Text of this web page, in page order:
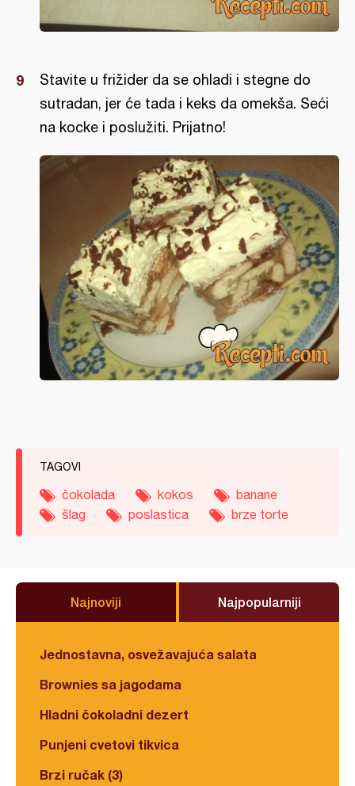
Stavite u frižider da se ohladi i stegne do
sutradan, jer će tada i keks da omekša. Seći
na kocke i poslužiti. Prijatno!
TAGOVI
čokolada kokos
banane
šlag
poslastica brze torte
Najnoviji Najpopularniji
Jednostavna, osvežavajuća salata
Brownies sa jagodama
Hladni čokoladni dezert
Punjeni cvetovi tikvica
Brzi ručak (3)